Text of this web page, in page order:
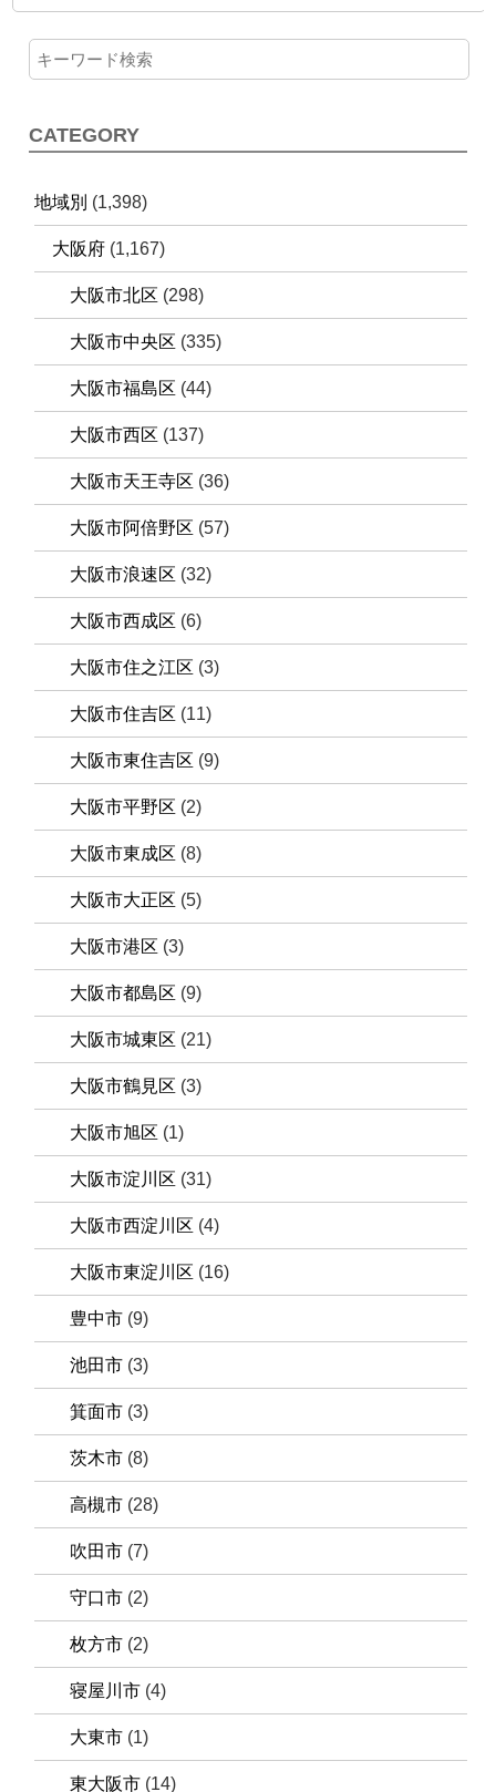
CATEGORY
地域別 (1,398)
大阪府 (1,167)
大阪市北区 (298)
大阪市中央区 (335)
大阪市福島区 (44)
大阪市西区 (137)
大阪市天王寺区 (36)
大阪市阿倍野区 (57)
大阪市浪速区 (32)
大阪市西成区 (6)
大阪市住之江区 (3)
大阪市住吉区 (11)
大阪市東住吉区 (9)
大阪市平野区 (2)
大阪市東成区 (8)
大阪市大正区 (5)
大阪市港区 (3)
大阪市都島区 (9)
大阪市城東区 (21)
大阪市鶴見区 (3)
大阪市旭区 (1)
大阪市淀川区 (31)
大阪市西淀川区 (4)
大阪市東淀川区 (16)
豊中市 (9)
池田市 (3)
箕面市 (3)
茨木市 (8)
高槻市 (28)
吹田市 (7)
守口市 (2)
枚方市 (2)
寝屋川市 (4)
大東市 (1)
東大阪市 (14)